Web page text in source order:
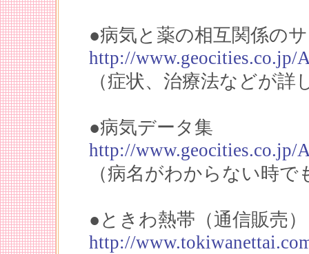
●病気と薬の相互関係の
http://www.geocities.co.jp/
（症状、治療法などが詳
●病気データ集
http://www.geocities.co.jp/
（病名がわからない時
●ときわ熱帯（通信販売）
http://